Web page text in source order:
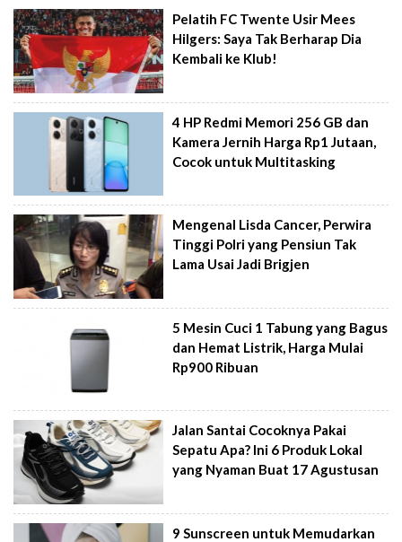
Pelatih FC Twente Usir Mees
Hilgers: Saya Tak Berharap Dia
Kembali ke Klub!
4 HP Redmi Memori 256 GB dan
Kamera Jernih Harga Rp1 Jutaan,
Cocok untuk Multitasking
Mengenal Lisda Cancer, Perwira
Tinggi Polri yang Pensiun Tak
Lama Usai Jadi Brigjen
5 Mesin Cuci 1 Tabung yang Bagus
dan Hemat Listrik, Harga Mulai
Rp900 Ribuan
Jalan Santai Cocoknya Pakai
Sepatu Apa? Ini 6 Produk Lokal
yang Nyaman Buat 17 Agustusan
9 Sunscreen untuk Memudarkan